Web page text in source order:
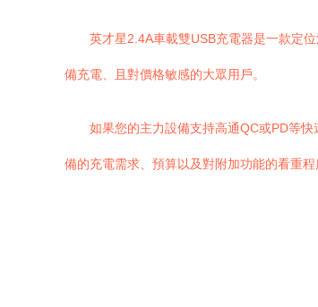
英才星2.4A車載雙USB充電器是一款定
備充電、且對價格敏感的大眾用戶。
如果您的主力設備支持高通QC或PD等
備的充電需求、預算以及對附加功能的看重